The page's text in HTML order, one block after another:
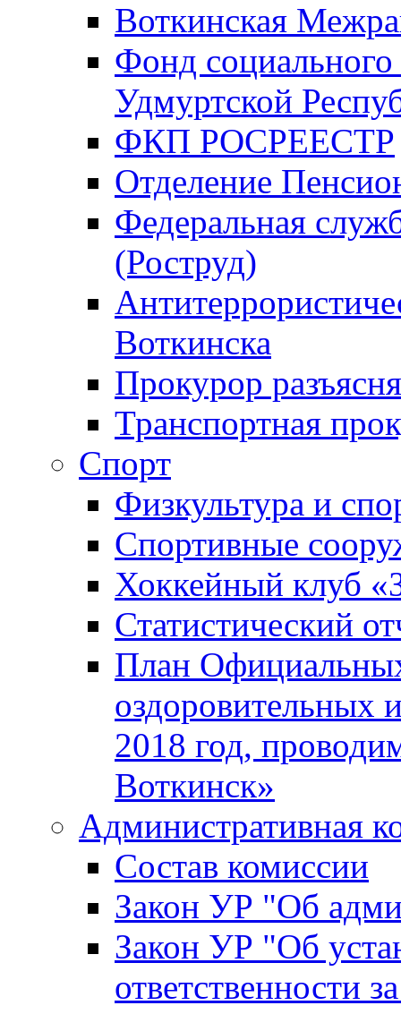
Воткинская
Фонд
Удмуртской
ФКП РОСРЕЕСТР
Отделение
Федеральная
(Роструд)
Воткинска
Прокурор
Транспортная
Спорт
Физкультура и
Спортивные
Хоккейный клуб
Статистический
План
оздоровительных
2018 год,
Воткинск»
Административная
Состав комиссии
Закон УР "Об
Закон УР "Об
ответственности